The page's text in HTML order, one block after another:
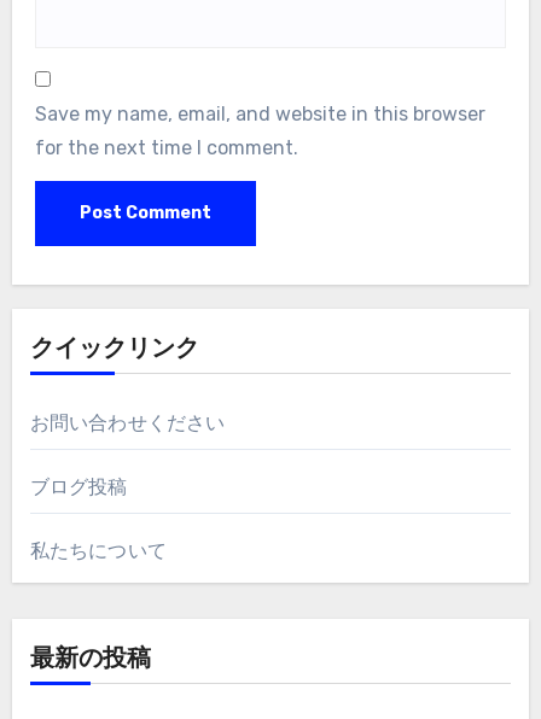
Save my name, email, and website in this browser
for the next time I comment.
クイックリンク
お問い合わせください
ブログ投稿
私たちについて
最新の投稿